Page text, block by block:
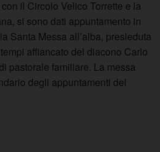
il Circolo Velico Torrette e la
si sono dati appuntamento in
Santa Messa all’alba, presieduta
affiancato del diacono Carlo
pastorale familiare. La messa
degli appuntamenti del